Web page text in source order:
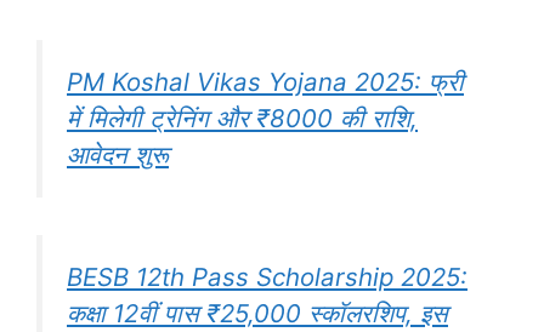
PM Koshal Vikas Yojana 2025: फ्री
में मिलेगी ट्रेनिंग और ₹8000 की राशि,
आवेदन शुरू
BESB 12th Pass Scholarship 2025:
कक्षा 12वीं पास ₹25,000 स्कॉलरशिप, इस